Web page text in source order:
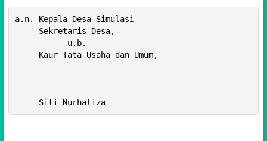
a.n. Kepala Desa Simulasi